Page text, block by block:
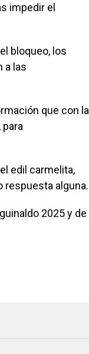
impedir el
bloqueo, los
a las
que con la
edil carmelita,
respuesta alguna.
2025 y de